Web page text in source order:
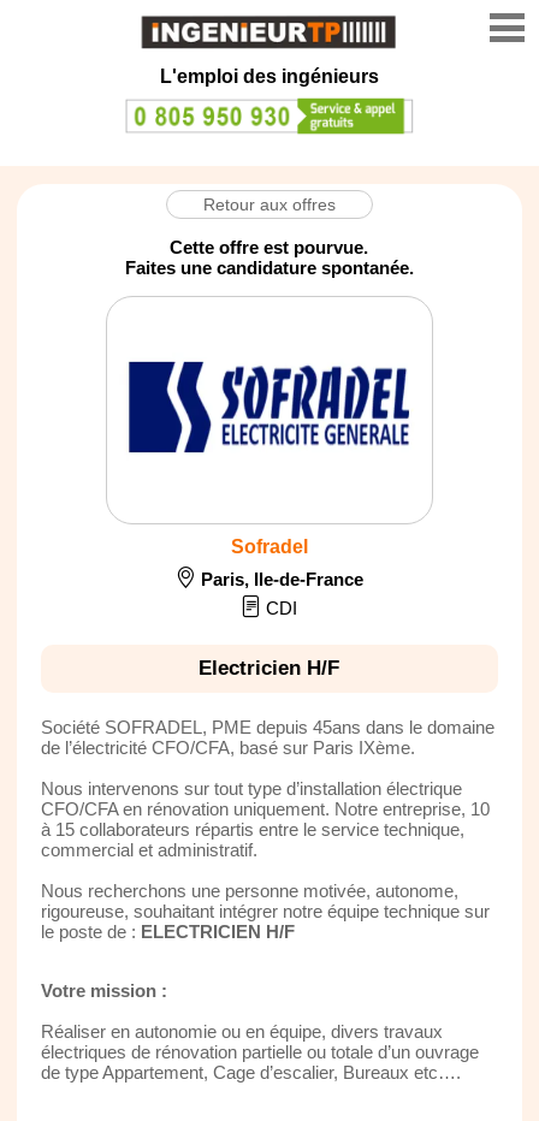
L'emploi des ingénieurs
Retour aux offres
Cette offre est pourvue.
Faites une candidature spontanée.
Sofradel
Paris, Ile-de-France
CDI
Electricien H/F
Société SOFRADEL, PME depuis 45ans dans le domaine
de l’électricité CFO/CFA, basé sur Paris IXème.
Nous intervenons sur tout type d’installation électrique
CFO/CFA en rénovation uniquement. Notre entreprise, 10
à 15 collaborateurs répartis entre le service technique,
commercial et administratif.
Nous recherchons une personne motivée, autonome,
rigoureuse, souhaitant intégrer notre équipe technique sur
le poste de : ELECTRICIEN H/F
Votre mission :
Réaliser en autonomie ou en équipe, divers travaux
électriques de rénovation partielle ou totale d’un ouvrage
de type Appartement, Cage d’escalier, Bureaux etc….